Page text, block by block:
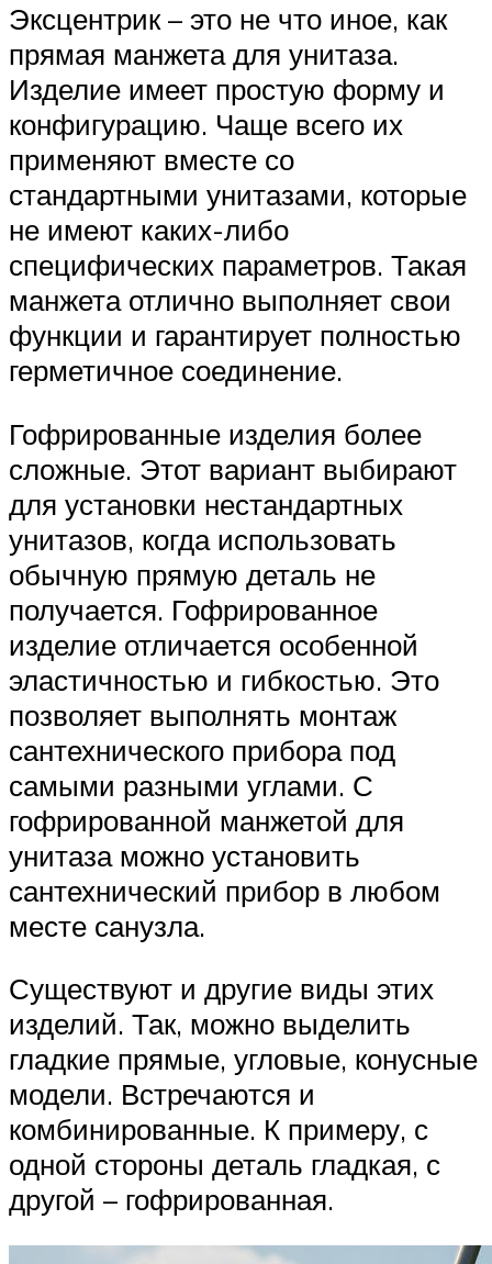
Эксцентрик – это не что иное, как
прямая манжета для унитаза.
Изделие имеет простую форму и
конфигурацию. Чаще всего их
применяют вместе со
стандартными унитазами, которые
не имеют каких-либо
специфических параметров. Такая
манжета отлично выполняет свои
функции и гарантирует полностью
герметичное соединение.
Гофрированные изделия более
сложные. Этот вариант выбирают
для установки нестандартных
унитазов, когда использовать
обычную прямую деталь не
получается. Гофрированное
изделие отличается особенной
эластичностью и гибкостью. Это
позволяет выполнять монтаж
сантехнического прибора под
самыми разными углами. С
гофрированной манжетой для
унитаза можно установить
сантехнический прибор в любом
месте санузла.
Существуют и другие виды этих
изделий. Так, можно выделить
гладкие прямые, угловые, конусные
модели. Встречаются и
комбинированные. К примеру, с
одной стороны деталь гладкая, с
другой – гофрированная.